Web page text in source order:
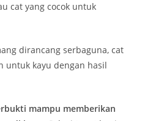
cat yang cocok untuk
dirancang serbaguna, cat
untuk kayu dengan hasil
mampu memberikan